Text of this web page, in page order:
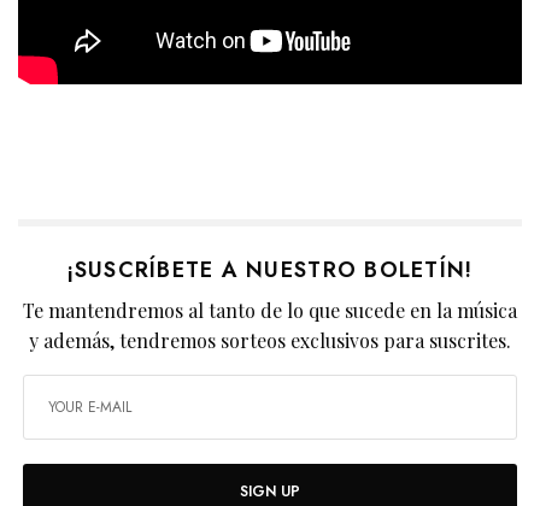
¡SUSCRÍBETE A NUESTRO BOLETÍN!
Te mantendremos al tanto de lo que sucede en la música
y además, tendremos sorteos exclusivos para suscrites.
SIGN UP